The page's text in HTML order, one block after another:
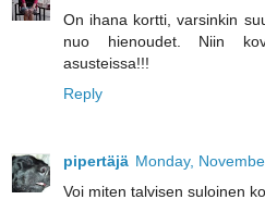
On ihana kortti, varsinkin
nuo hienoudet. Niin
asusteissa!!!
Reply
pipertäjä Monday,
Voi miten talvisen suloinen